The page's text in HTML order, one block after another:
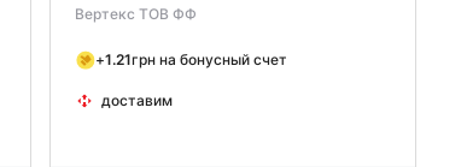
Вертекс ТОВ ФФ
+1.21грн на бонусный счет
доставим